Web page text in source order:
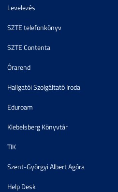
Levelezés
SZTE telefonkönyv
SZTE Contenta
Órarend
Hallgatói Szolgáltató Iroda
Eduroam
Klebelsberg Könyvtár
TIK
Szent-Györgyi Albert Agóra
Help Desk